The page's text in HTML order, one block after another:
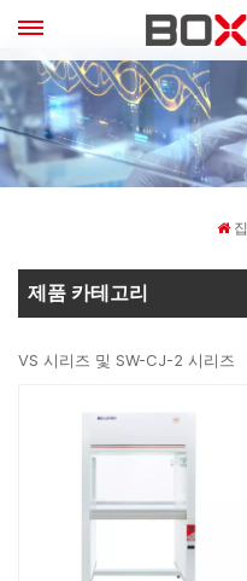
집
제품 카테고리
VS 시리즈 및 SW-CJ-2 시리즈